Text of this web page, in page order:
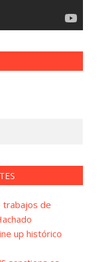
trabajos de
up histórico